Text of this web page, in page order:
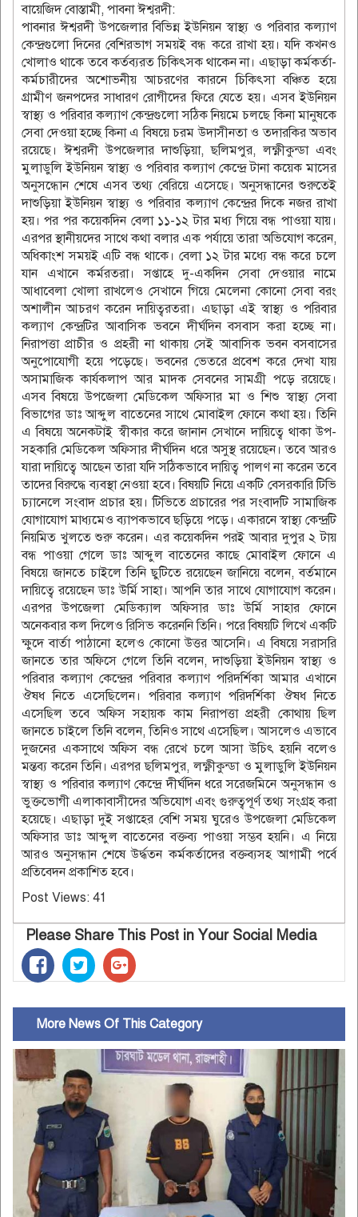
বায়েজিদ বোস্তামী, পাবনা ঈশ্বরদী:
পাবনার ঈশ্বরদী উপজেলার বিভিন্ন ইউনিয়ন স্বাস্থ্য ও পরিবার কল্যাণ
কেন্দ্রগুলো দিনের বেশিরভাগ সময়ই বন্ধ করে রাখা হয়। যদি কখনও
খোলাও থাকে তবে কর্তব্যরত চিকিৎসক থাকেন না। এছাড়া কর্মকর্তা-
কর্মচারীদের অশোভনীয় আচরণের কারনে চিকিৎসা বঞ্চিত হয়ে
গ্রামীণ জনপদের সাধারণ রোগীদের ফিরে যেতে হয়। এসব ইউনিয়ন
স্বাস্থ্য ও পরিবার কল্যাণ কেন্দ্রগুলো সঠিক নিয়মে চলছে কিনা মানুষকে
সেবা দেওয়া হচ্ছে কিনা এ বিষয়ে চরম উদাসীনতা ও তদারকির অভাব
রয়েছে। ঈশ্বরদী উপজেলার দাশুড়িয়া, ছলিমপুর, লক্ষ্ণীকুন্ডা এবং
মুলাডুলি ইউনিয়ন স্বাস্থ্য ও পরিবার কল্যাণ কেন্দ্রে টানা কয়েক মাসের
অনুসন্ধোন শেষে এসব তথ্য বেরিয়ে এসেছে। অনুসন্ধানের শুরুতেই
দাশুড়িয়া ইউনিয়ন স্বাস্থ্য ও পরিবার কল্যাণ কেন্দ্রের দিকে নজর রাখা
হয়। পর পর কয়েকদিন বেলা ১১-১২ টার মধ্য গিয়ে বন্ধ পাওয়া যায়।
এরপর স্থানীয়দের সাথে কথা বলার এক পর্যায়ে তারা অভিযোগ করেন,
অধিকাংশ সময়ই এটি বন্ধ থাকে। বেলা ১২ টার মধ্যে বন্ধ করে চলে
যান এখানে কর্মরতরা। সপ্তাহে দু-একদিন সেবা দেওয়ার নামে
আধাবেলা খোলা রাখলেও সেখানে গিয়ে মেলেনা কোনো সেবা বরং
অশালীন আচরণ করেন দায়িত্বরতরা। এছাড়া এই স্বাস্থ্য ও পরিবার
কল্যাণ কেন্দ্রটির আবাসিক ভবনে দীর্ঘদিন বসবাস করা হচ্ছে না।
নিরাপত্তা প্রাচীর ও প্রহরী না থাকায় সেই আবাসিক ভবন বসবাসের
অনুপোযোগী হয়ে পড়েছে। ভবনের ভেতরে প্রবেশ করে দেখা যায়
অসামাজিক কার্যকলাপ আর মাদক সেবনের সামগ্রী পড়ে রয়েছে।
এসব বিষয়ে উপজেলা মেডিকেল অফিসার মা ও শিশু স্বাস্থ্য সেবা
বিভাগের ডাঃ আব্দুল বাতেনের সাথে মোবাইল ফোনে কথা হয়। তিনি
এ বিষয়ে অনেকটাই স্বীকার করে জানান সেখানে দায়িত্বে থাকা উপ-
সহকারি মেডিকেল অফিসার দীর্ঘদিন ধরে অসুস্থ রয়েছেন। তবে আরও
যারা দায়িত্বে আছেন তারা যদি সঠিকভাবে দায়িত্ব পালণ না করেন তবে
তাদের বিরুদ্ধে ব্যবস্থা নেওয়া হবে। বিষয়টি নিয়ে একটি বেসরকারি টিভি
চ্যানেলে সংবাদ প্রচার হয়। টিভিতে প্রচারের পর সংবাদটি সামাজিক
যোগাযোগ মাধ্যমেও ব্যাপকভাবে ছড়িয়ে পড়ে। একারনে স্বাস্থ্য কেন্দ্রটি
নিয়মিত খুলতে শুরু করেন। এর কয়েকদিন পরই আবার দুপুর ২ টায়
বন্ধ পাওয়া গেলে ডাঃ আব্দুল বাতেনের কাছে মোবাইল ফোনে এ
বিষয়ে জানতে চাইলে তিনি ছুটিতে রয়েছেন জানিয়ে বলেন, বর্তমানে
দায়িত্বে রয়েছেন ডাঃ উর্মি সাহা। আপনি তার সাথে যোগাযোগ করেন।
এরপর উপজেলা মেডিক্যাল অফিসার ডাঃ উর্মি সাহার ফোনে
অনেকবার কল দিলেও রিসিভ করেননি তিনি। পরে বিষয়টি লিখে একটি
ক্ষুদে বার্তা পাঠানো হলেও কোনো উত্তর আসেনি। এ বিষয়ে সরাসরি
জানতে তার অফিসে গেলে তিনি বলেন, দাশুড়িয়া ইউনিয়ন স্বাস্থ্য ও
পরিবার কল্যাণ কেন্দ্রের পরিবার কল্যাণ পরিদর্শিকা আমার এখানে
ঔষধ নিতে এসেছিলেন। পরিবার কল্যাণ পরিদর্শিকা ঔষধ নিতে
এসেছিল তবে অফিস সহায়ক কাম নিরাপত্তা প্রহরী কোথায় ছিল
জানতে চাইলে তিনি বলেন, তিনিও সাথে এসেছিল। আসলেও এভাবে
দুজনের একসাথে অফিস বন্ধ রেখে চলে আসা উচিৎ হয়নি বলেও
মন্তব্য করেন তিনি। এরপর ছলিমপুর, লক্ষ্ণীকুন্ডা ও মুলাডুলি ইউনিয়ন
স্বাস্থ্য ও পরিবার কল্যাণ কেন্দ্রে দীর্ঘদিন ধরে সরেজমিনে অনুসন্ধান ও
ভুক্তভোগী এলাকাবাসীদের অভিযোগ এবং গুরুত্বপূর্ণ তথ্য সংগ্রহ করা
হয়েছে। এছাড়া দুই সপ্তাহের বেশি সময় ঘুরেও উপজেলা মেডিকেল
অফিসার ডাঃ আব্দুল বাতেনের বক্তব্য পাওয়া সম্ভব হয়নি। এ নিয়ে
আরও অনুসন্ধান শেষে উর্দ্ধতন কর্মকর্তাদের বক্তব্যসহ আগামী পর্বে
প্রতিবেদন প্রকাশিত হবে।
Post Views: 41
Please Share This Post in Your Social Media
More News Of This Category